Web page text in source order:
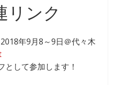
リンク
年9月8～9日＠代々木
して参加します！